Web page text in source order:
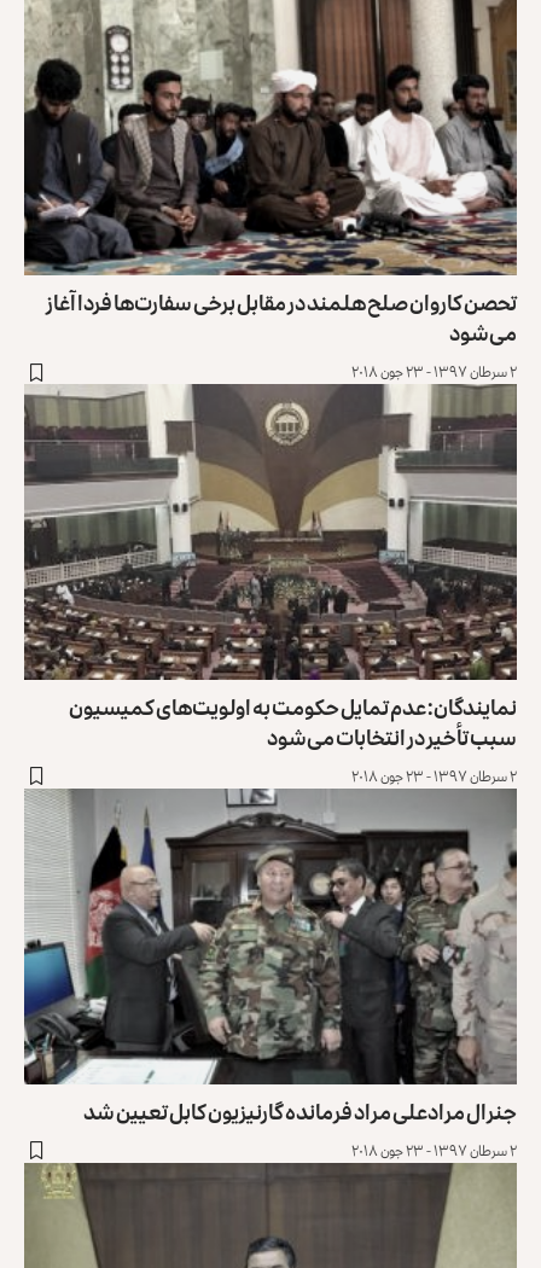
تحصن کاروان صلح هلمند در مقابل برخی سفارت‌ها فردا آغاز
می‌شود
۲ سرطان ۱۳۹۷ - ۲۳ جون ۲۰۱۸
نمایندگان: عدم تمایل حکومت به اولویت‌های کمیسیون
سبب تأخیر در انتخابات می‌شود
۲ سرطان ۱۳۹۷ - ۲۳ جون ۲۰۱۸
جنرال مرادعلی مراد فرمانده گارنیزیون کابل تعیین شد
۲ سرطان ۱۳۹۷ - ۲۳ جون ۲۰۱۸